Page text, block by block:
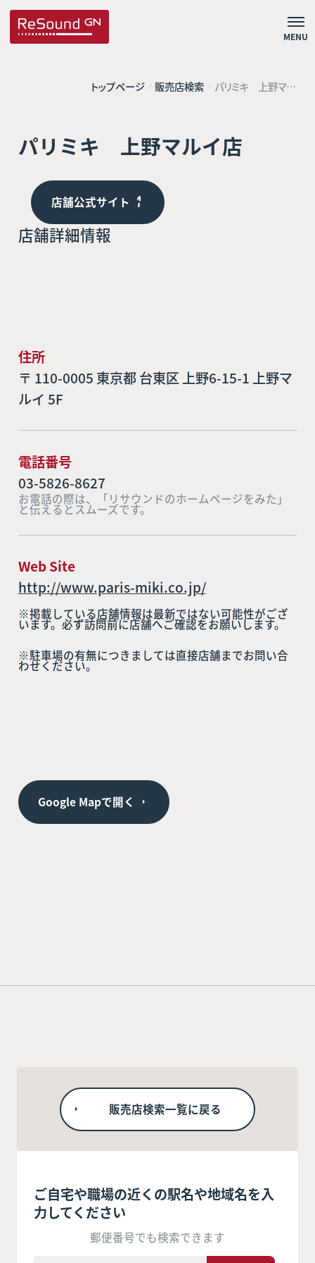
MENU
トップページ 販売店検索 パリミキ 上野マル
イ店
パリミキ 上野マルイ店
店舗公式サイト
店舗詳細情報
住所
〒 110-0005 東京都 台東区 上野6-15-1 上野マ
ルイ 5F
電話番号
03-5826-8627
お電話の際は、「リサウンドのホームページをみた」
と伝えるとスムーズです。
Web Site
http://www.paris-miki.co.jp/
※掲載している店舗情報は最新ではない可能性がござ
います。必ず訪問前に店舗へご確認をお願いします。
※駐車場の有無につきましては直接店舗までお問い合
わせください。
Google Mapで開く
販売店検索一覧に戻る
ご自宅や職場の近くの駅名や地域名を入
力してください
郵便番号でも検索できます